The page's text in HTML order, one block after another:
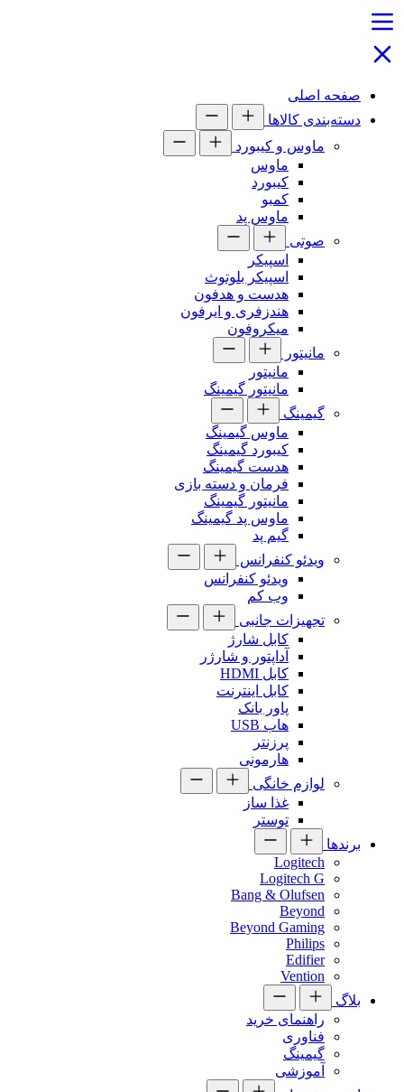
صفحه اصلی
دسته‌بندی کالاها
ماوس و کیبورد
ماوس
کیبورد
کمبو
ماوس پد
صوتی
اسپیکر
اسپیکر بلوتوث
هدست و هدفون
هندزفری و ایرفون
میکروفون
مانیتور
مانیتور
مانیتور گیمینگ
گیمینگ
ماوس گیمینگ
کیبورد گیمینگ
هدست گیمینگ
فرمان و دسته بازی
مانیتور گیمینگ
ماوس پد گیمینگ
گیم پد
ویدئو کنفرانس
ویدئو کنفرانس
وب کم
تجهیزات جانبی
کابل شارژ
آداپتور و شارژر
کابل HDMI
کابل اینترنت
پاور بانک
هاب USB
پرزنتر
هارمونی
لوازم خانگی
غذا ساز
توستر
برندها
Logitech
Logitech G
Bang & Olufsen
Beyond
Beyond Gaming
Philips
Edifier
Vention
بلاگ
راهنمای خرید
فناوری
گیمینگ
آموزشی